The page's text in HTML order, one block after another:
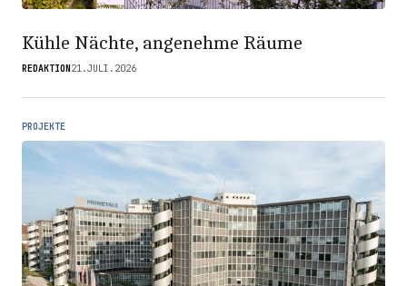
Kühle Nächte, angenehme Räume
REDAKTION 21.JULI.2026
PROJEKTE